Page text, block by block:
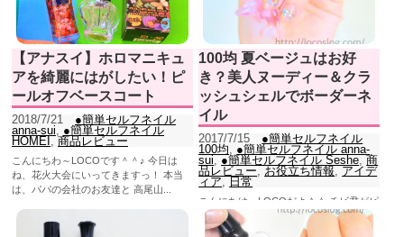
【アナスイ】ホロマニキュ
アを綺麗にはがしたい！ピ
ールオフベースコート
2018/7/21
●簡単セルフネイル
anna-sui, ●簡単セルフネイル
HOMEI , 商品レビュー
こんにちわ～LOCOです＾＾♪ 今日は
ね、花火大会にいってきますっ！ 本当
は、パパの会社のお友達と 高尾山...
100均 夏ベージュはお好
き？美人ヌーディー＆クラ
ッシュシェルでボーダーネ
イル
2017/7/15
●簡単セルフネイル
100均, ●簡単セルフネイル anna-
sui, ●簡単セルフネイル Seshe,商
品レビュー, お役立ち情報, アイデ
ィア, 日常
こんにちは～LOCOだよ＾＾ チビ君がピ
アノ教室に行きはじめてから、早くも10
回レッスンが終わって。 めきめきと上達